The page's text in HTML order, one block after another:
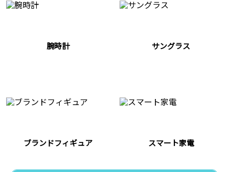
腕時計 サングラス
ブランドフィギュア スマート家電